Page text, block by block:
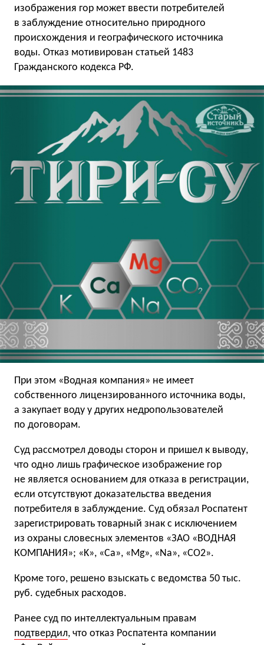
изображения гор может ввести потребителей
в заблуждение относительно природного
происхождения и географического источника
воды. Отказ мотивирован статьей 1483
Гражданского кодекса РФ.
При этом «Водная компания» не имеет
собственного лицензированного источника воды,
а закупает воду у других недропользователей
по договорам.
Суд рассмотрел доводы сторон и пришел к выводу,
что одно лишь графическое изображение гор
не является основанием для отказа в регистрации,
если отсутствуют доказательства введения
потребителя в заблуждение. Суд обязал Роспатент
зарегистрировать товарный знак с исключением
из охраны словесных элементов «ЗАО «ВОДНАЯ
КОМПАНИЯ»; «K», «Ca», «Mg», «Na», «CO2».
Кроме того, решено взыскать с ведомства 50 тыс.
руб. судебных расходов.
Ранее суд по интеллектуальным правам
подтвердил, что отказ Роспатента компании